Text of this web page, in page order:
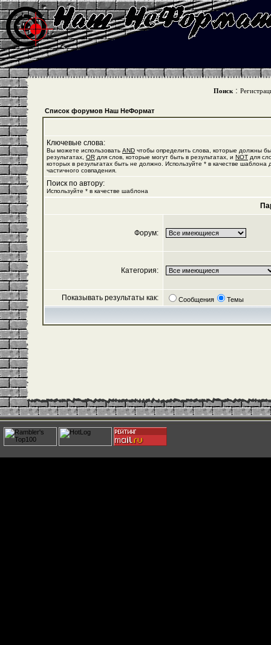
Поиск :
Список форумов Наш НеФормат
Ключевые слова:
Вы можете использовать AND чтобы определить слова, которые должны
результатах, OR для слов, которые могут быть в результатах, и NOT для
которых в результатах быть не должно. Используйте * в качестве шаблона
частичного совпадения.
Поиск по автору:
Используйте * в качестве шаблона
Форум:
Категория:
Показывать результаты как: Сообщения Темы